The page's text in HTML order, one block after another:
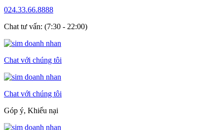
024.33.66.8888
Chat tư vấn: (7:30 - 22:00)
Chat với chúng tôi
Chat với chúng tôi
Góp ý, Khiếu nại